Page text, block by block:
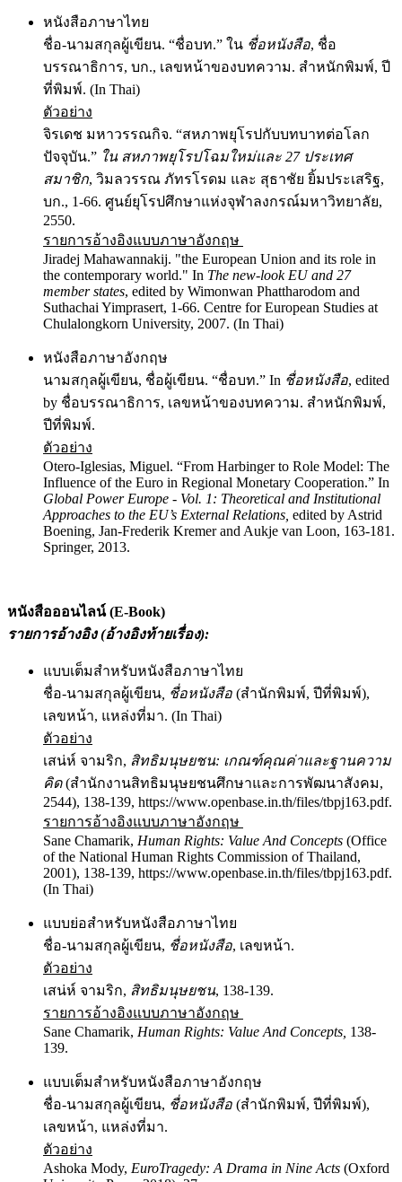
หนังสือภาษาไทย
ชื่อ-นามสกุลผู้เขียน. “ชื่อบท.” ใน ชื่อหนังสือ, ชื่อ
บรรณาธิการ, บก., เลขหน้าของบทความ. สำหนักพิมพ์, ปี
ที่พิมพ์. (In Thai)
ตัวอย่าง
จิรเดช มหาวรรณกิจ. “สหภาพยุโรปกับบทบาทต่อโลก
ปัจจุบัน.” ใน สหภาพยุโรปโฉมใหม่และ 27 ประเทศ
สมาชิก, วิมลวรรณ ภัทรโรดม และ สุธาชัย ยิ้มประเสริฐ,
บก., 1-66. ศูนย์ยุโรปศึกษาแห่งจุฬาลงกรณ์มหาวิทยาลัย,
2550.
รายการอ้างอิงแบบภาษาอังกฤษ
Jiradej Mahawannakij. "the European Union and its role in
the contemporary world." In The new-look EU and 27
member states, edited by Wimonwan Phattharodom and
Suthachai Yimprasert, 1-66. Centre for European Studies at
Chulalongkorn University, 2007. (In Thai)
หนังสือภาษาอังกฤษ
นามสกุลผู้เขียน, ชื่อผู้เขียน. “ชื่อบท.” In ชื่อหนังสือ, edited
by ชื่อบรรณาธิการ, เลขหน้าของบทความ. สำหนักพิมพ์,
ปีที่พิมพ์.
ตัวอย่าง
Otero-Iglesias, Miguel. “From Harbinger to Role Model: The
Influence of the Euro in Regional Monetary Cooperation.” In
Global Power Europe - Vol. 1: Theoretical and Institutional
Approaches to the EU’s External Relations, edited by Astrid
Boening, Jan-Frederik Kremer and Aukje van Loon, 163-181.
Springer, 2013.
หนังสือออนไลน์ (E-Book)
รายการอ้างอิง (อ้างอิงท้ายเรื่อง):
แบบเต็มสำหรับหนังสือภาษาไทย
ชื่อ-นามสกุลผู้เขียน , ชื่อหนังสือ (สำนักพิมพ์, ปีที่พิมพ์),
เลขหน้า, แหล่งที่มา. (In Thai)
ตัวอย่าง
เสน่ห์ จามริก, สิทธิมนุษยชน: เกณฑ์คุณค่าและฐานความ
คิด(สำนักงานสิทธิมนุษยชนศึกษาและการพัฒนาสังคม,
2544), 138-139, https://www.openbase.in.th/files/tbpj163.pdf.
รายการอ้างอิงแบบภาษาอังกฤษ
Sane Chamarik, Human Rights: Value And Concepts (Office
of the National Human Rights Commission of Thailand,
2001), 138-139, https://www.openbase.in.th/files/tbpj163.pdf.
(In Thai)
แบบย่อสำหรับหนังสือภาษาไทย
ชื่อ-นามสกุลผู้เขียน, ชื่อหนังสือ, เลขหน้า.
ตัวอย่าง
เสน่ห์ จามริก, สิทธิมนุษยชน, 138-139.
รายการอ้างอิงแบบภาษาอังกฤษ
Sane Chamarik, Human Rights: Value And Concepts, 138-
139.
แบบเต็มสำหรับหนังสือภาษาอังกฤษ
ชื่อ-นามสกุลผู้เขียน, ชื่อหนังสือ (สำนักพิมพ์, ปีที่พิมพ์),
เลขหน้า, แหล่งที่มา.
ตัวอย่าง
Ashoka Mody, EuroTragedy: A Drama in Nine Acts (Oxford